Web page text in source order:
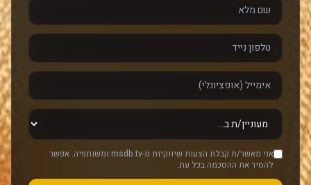
אני מאשר/ת קבלת הצעות שיווקיות מ-msdb.tv ומשותפיה. אפשר
להסיר את ההסכמה בכל עת.